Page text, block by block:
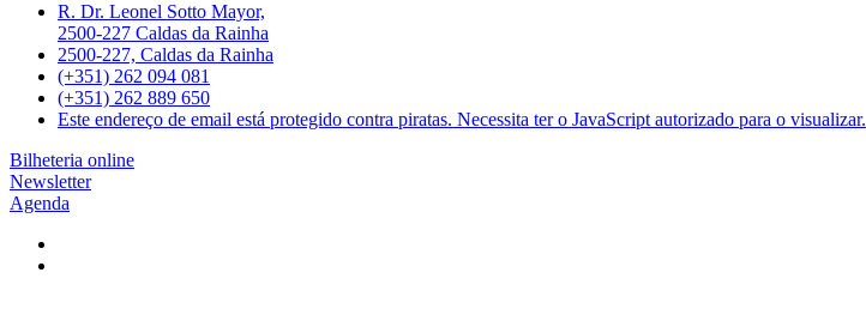
R. Dr. Leonel Sotto Mayor,
2500-227 Caldas da Rainha
2500-227, Caldas da Rainha
(+351) 262 094 081
(+351) 262 889 650
Este endereço de email está protegido contra piratas. Necessita ter o JavaScript autorizado para o visualizar.
Bilheteria online
Newsletter
Agenda